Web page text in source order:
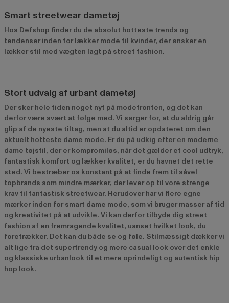
Smart streetwear dametøj
Hos Defshop finder du de absolut hotteste trends og
tendenser inden for lækker mode til kvinder, der ønsker en
lækker stil med vægten lagt på street fashion.
Stort udvalg af urbant dametøj
Der sker hele tiden noget nyt på modefronten, og det kan
derfor være svært at følge med. Vi sørger for, at du aldrig går
glip af de nyeste tiltag, men at du altid er opdateret om den
aktuelt hotteste dame mode. Er du på udkig efter en moderne
dame tøjstil, der er kompromiløs, når det gælder et cool udtryk,
fantastisk komfort og lækker kvalitet, er du havnet det rette
sted. Vi bestræber os konstant på at finde frem til såvel
topbrands som mindre mærker, der lever op til vore strenge
krav til fantastisk streetwear. Herudover har vi flere egne
mærker inden for smart dame mode, som vi bruger masser af tid
og kreativitet på at udvikle. Vi kan derfor tilbyde dig street
fashion af en fremragende kvalitet, uanset hvilket look, du
foretrækker. Det kan du både se og føle. Stilmæssigt dækker vi
alt lige fra det supertrendy og mere casual look over det enkle
og klassiske urbanlook til et mere oprindeligt og autentisk hip
hop look.